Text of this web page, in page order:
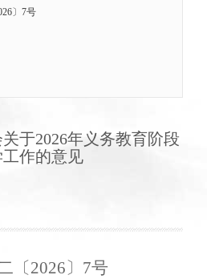
〕7号
于2026年义务教育阶段
工作的意见
〔2026〕7号